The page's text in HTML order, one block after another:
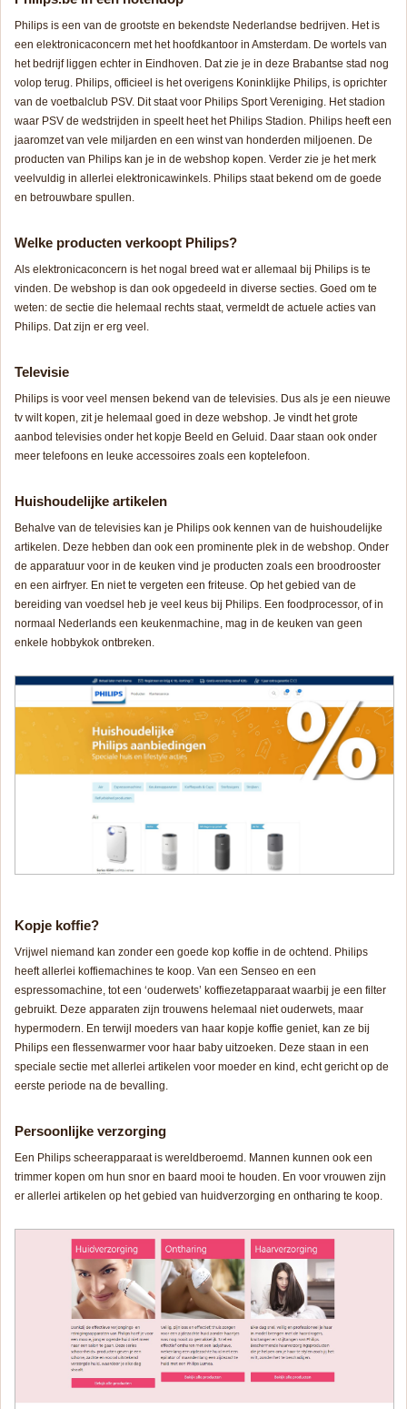
Philips is een van de grootste en bekendste Nederlandse bedrijven. Het is
een elektronicaconcern met het hoofdkantoor in Amsterdam. De wortels van
het bedrijf liggen echter in Eindhoven. Dat zie je in deze Brabantse stad nog
volop terug. Philips, officieel is het overigens Koninklijke Philips, is oprichter
van de voetbalclub PSV. Dit staat voor Philips Sport Vereniging. Het stadion
waar PSV de wedstrijden in speelt heet het Philips Stadion. Philips heeft een
jaaromzet van vele miljarden en een winst van honderden miljoenen. De
producten van Philips kan je in de webshop kopen. Verder zie je het merk
veelvuldig in allerlei elektronicawinkels. Philips staat bekend om de goede
en betrouwbare spullen.
Welke producten verkoopt Philips?
Als elektronicaconcern is het nogal breed wat er allemaal bij Philips is te
vinden. De webshop is dan ook opgedeeld in diverse secties. Goed om te
weten: de sectie die helemaal rechts staat, vermeldt de actuele acties van
Philips. Dat zijn er erg veel.
Televisie
Philips is voor veel mensen bekend van de televisies. Dus als je een nieuwe
tv wilt kopen, zit je helemaal goed in deze webshop. Je vindt het grote
aanbod televisies onder het kopje Beeld en Geluid. Daar staan ook onder
meer telefoons en leuke accessoires zoals een koptelefoon.
Huishoudelijke artikelen
Behalve van de televisies kan je Philips ook kennen van de huishoudelijke
artikelen. Deze hebben dan ook een prominente plek in de webshop. Onder
de apparatuur voor in de keuken vind je producten zoals een broodrooster
en een airfryer. En niet te vergeten een friteuse. Op het gebied van de
bereiding van voedsel heb je veel keus bij Philips. Een foodprocessor, of in
normaal Nederlands een keukenmachine, mag in de keuken van geen
enkele hobbykok ontbreken.
Kopje koffie?
Vrijwel niemand kan zonder een goede kop koffie in de ochtend. Philips
heeft allerlei koffiemachines te koop. Van een Senseo en een
espressomachine, tot een ‘ouderwets’ koffiezetapparaat waarbij je een filter
gebruikt. Deze apparaten zijn trouwens helemaal niet ouderwets, maar
hypermodern. En terwijl moeders van haar kopje koffie geniet, kan ze bij
Philips een flessenwarmer voor haar baby uitzoeken. Deze staan in een
speciale sectie met allerlei artikelen voor moeder en kind, echt gericht op de
eerste periode na de bevalling.
Persoonlijke verzorging
Een Philips scheerapparaat is wereldberoemd. Mannen kunnen ook een
trimmer kopen om hun snor en baard mooi te houden. En voor vrouwen zijn
er allerlei artikelen op het gebied van huidverzorging en ontharing te koop.